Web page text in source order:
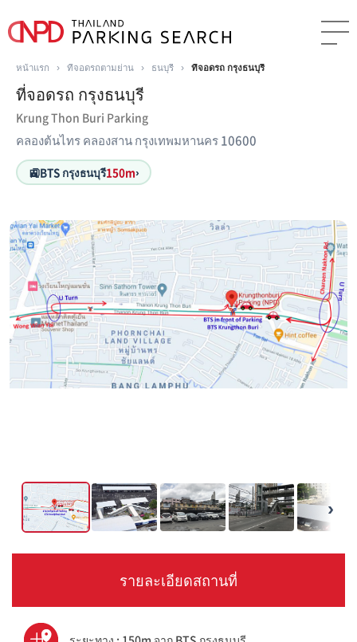
หน้าแรก › ที่จอดรถตามย่าน › ธนบุรี › ที่จอดรถ กรุงธนบุรี
ที่จอดรถ กรุงธนบุรี
Krung Thon Buri Parking
คลองต้นไทร คลองสาน กรุงเทพมหานคร 10600
🚉BTS กรุงธนบุรี150m›
›
รายละเอียดสถานที่